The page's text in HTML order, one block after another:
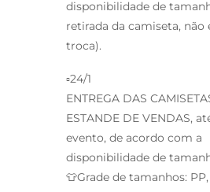
disponibilidade de
retirada da camiseta, não
troca).
▫️24/1
ENTREGA DAS
ESTANDE DE VENDAS,
evento, de acordo com a
disponibilidade de
👕Grade de tamanhos: PP,